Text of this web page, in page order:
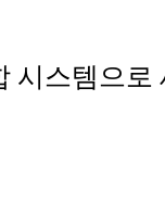
시스템으로